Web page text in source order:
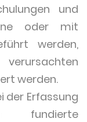
und
oder mit
werden,
werden.
der Erfassung
fundierte